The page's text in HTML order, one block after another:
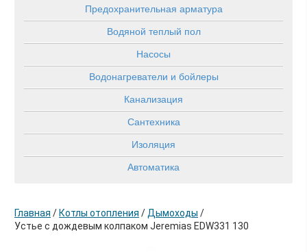
Предохранительная арматура
Водяной теплый пол
Насосы
Водонагреватели и бойлеры
Канализация
Сантехника
Изоляция
Автоматика
Главная / Котлы отопления /Дымоходы /
Устье с дождевым колпаком Jeremias EDW331 130